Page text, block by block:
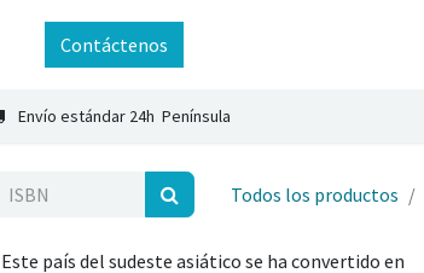
Contáctenos
Envío estándar 24h Península
Todos los productos
Este país del sudeste asiático se ha convertido en